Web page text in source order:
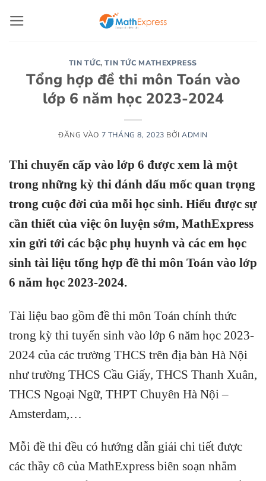
qua
TIN TỨC,TIN TỨC MATHEXPRESS
Tổng hợp đề thi môn Toán vào
lớp 6 năm học 2023-2024
ĐĂNG VÀO 7 THÁNG 8, 2023 BỞI ADMIN
Thi chuyển cấp vào lớp 6 được xem là một
trong những kỳ thi đánh dấu mốc quan trọng
trong cuộc đời của mỗi học sinh. Hiểu được sự
cần thiết của việc ôn luyện sớm, MathExpress
xin gửi tới các bậc phụ huynh và các em học
sinh tài liệu tổng hợp đề thi môn Toán vào lớp
6 năm học 2023-2024.
Tài liệu bao gồm đề thi môn Toán chính thức
trong kỳ thi tuyển sinh vào lớp 6 năm học 2023-
2024 của các trường THCS trên địa bàn Hà Nội
như trường THCS Cầu Giấy, THCS Thanh Xuân,
THCS Ngoại Ngữ, THPT Chuyên Hà Nội –
Amsterdam,…
Mỗi đề thi đều có hướng dẫn giải chi tiết được
các thầy cô của MathExpress biên soạn nhằm